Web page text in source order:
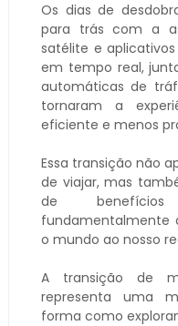
Os dias de
para trás com a
satélite e
em tempo real,
automáticas de
tornaram a
eficiente e menos
Essa transição não
de viajar, mas
de
fundamentalmente
o mundo ao nosso
A transição de
representa uma
forma como